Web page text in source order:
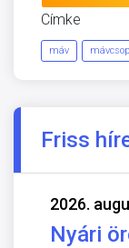
Címke
máv
Friss
2026.
Nyári